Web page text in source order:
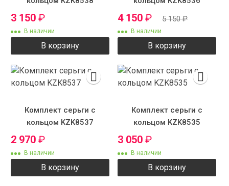
3 150 ₽
В наличии
В корзину
4 150 ₽ 5 150₽
В наличии
В корзину
Комплект серьги с
кольцом KZK8537
2 970 ₽
В наличии
В корзину
Комплект серьги с
кольцом KZK8535
3 050 ₽
В наличии
В корзину